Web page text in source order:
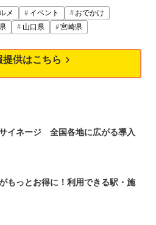
メ イベント
おでかけ
山口県 宮崎県
提供はこちら
イネージ 全国各地に広がる導入
もっとお得に！利用できる駅・施